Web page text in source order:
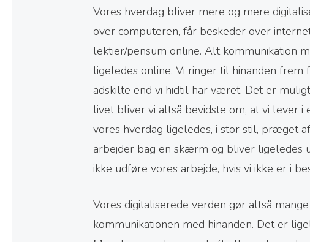
Vores hverdag bliver mere og mere
over computeren, får beskeder over
lektier/pensum online. Alt kommunikation
ligeledes online. Vi ringer til hinanden
adskilte end vi hidtil har været. Det er
livet bliver vi altså bevidste om, at vi lever i
vores hverdag ligeledes, i stor stil, præget
arbejder bag en skærm og bliver ligeledes
ikke udføre vores arbejde, hvis vi ikke er i
Vores digitaliserede verden gør altså
kommunikationen med hinanden. Det er